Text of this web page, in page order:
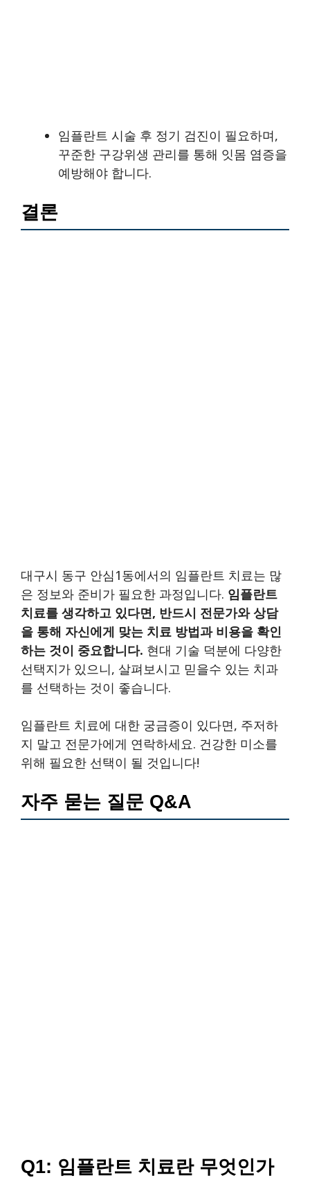
임플란트 시술 후 정기 검진이 필요하며,
꾸준한 구강위생 관리를 통해 잇몸 염증을
예방해야 합니다.
결론
대구시 동구 안심1동에서의 임플란트 치료는 많
은 정보와 준비가 필요한 과정입니다. 임플란트
치료를 생각하고 있다면, 반드시 전문가와 상담
을 통해 자신에게 맞는 치료 방법과 비용을 확인
하는 것이 중요합니다. 현대 기술 덕분에 다양한
선택지가 있으니, 살펴보시고 믿을수 있는 치과
를 선택하는 것이 좋습니다.
임플란트 치료에 대한 궁금증이 있다면, 주저하
지 말고 전문가에게 연락하세요. 건강한 미소를
위해 필요한 선택이 될 것입니다!
자주 묻는 질문 Q&A
Q1: 임플란트 치료란 무엇인가